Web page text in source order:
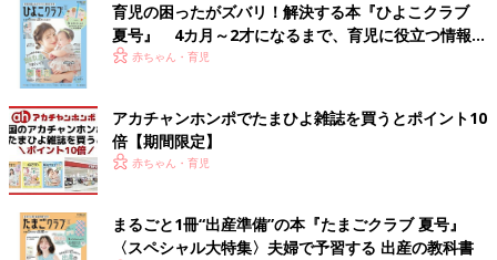
育児の困ったがズバリ！解決する本『ひよこクラブ
夏号』 4カ月～2才になるまで、育児に役立つ情報が
いっぱい！
赤ちゃん・育児
アカチャンホンポでたまひよ雑誌を買うとポイント10
倍【期間限定】
赤ちゃん・育児
まるごと1冊“出産準備”の本『たまごクラブ 夏号』
〈スペシャル大特集〉夫婦で予習する 出産の教科書